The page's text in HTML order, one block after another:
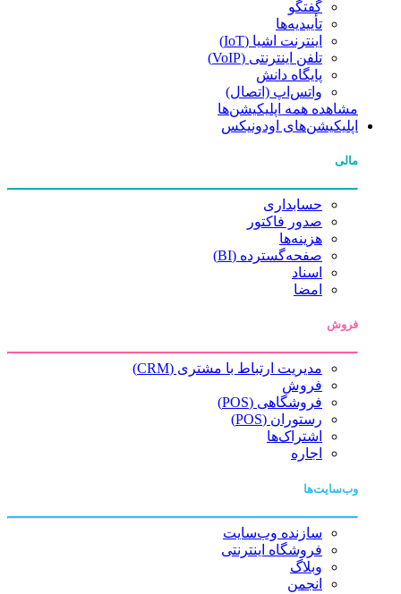
گفتگو
تأییدیه‌ها
اینترنت اشیا (IoT)
تلفن اینترنتی (VoIP)
پایگاه دانش
واتس‌اپ (اتصال)
مشاهده همه اپلیکیشن‌ها
اپلیکیشن‌های اودونیکس
مالی
حسابداری
صدور فاکتور
هزینه‌ها
صفحه‌گسترده (BI)
اسناد
امضا
فروش
مدیریت ارتباط با مشتری (CRM)
فروش
فروشگاهی (POS)
رستوران (POS)
اشتراک‌ها
اجاره
وب‌سایت‌ها
سازنده وب‌سایت
فروشگاه اینترنتی
وبلاگ
انجمن